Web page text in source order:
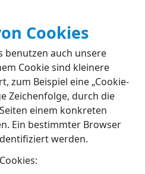
Cookies
benutzen auch unsere
Cookie sind kleinere
zum Beispiel eine „Cookie-
Zeichenfolge, durch die
einem konkreten
Ein bestimmter Browser
werden.